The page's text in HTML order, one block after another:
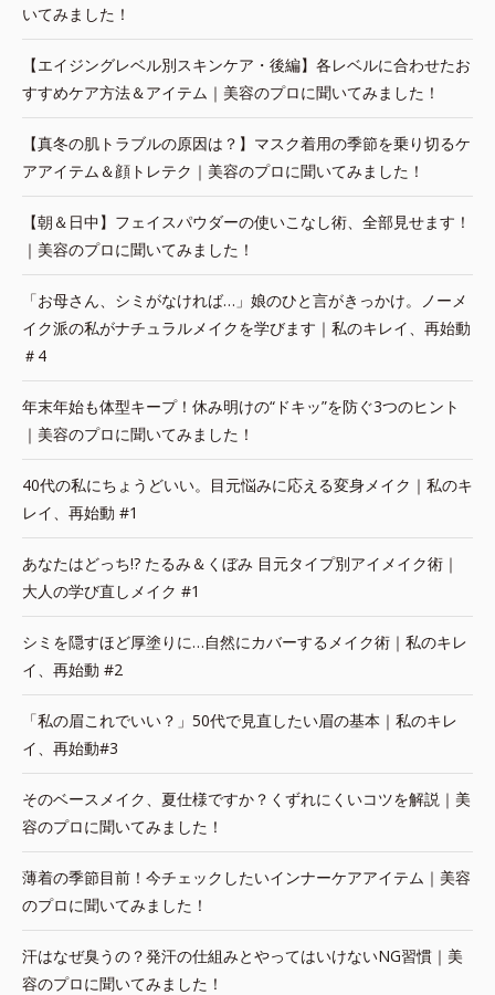
いてみました！
【エイジングレベル別スキンケア・後編】各レベルに合わせたお
すすめケア方法＆アイテム｜美容のプロに聞いてみました！
【真冬の肌トラブルの原因は？】マスク着用の季節を乗り切るケ
アアイテム＆顔トレテク｜美容のプロに聞いてみました！
【朝＆日中】フェイスパウダーの使いこなし術、全部見せます！
｜美容のプロに聞いてみました！
「お母さん、シミがなければ…」娘のひと言がきっかけ。ノーメ
イク派の私がナチュラルメイクを学びます｜私のキレイ、再始動
＃4
年末年始も体型キープ！休み明けの“ドキッ”を防ぐ3つのヒント
｜美容のプロに聞いてみました！
40代の私にちょうどいい。目元悩みに応える変身メイク｜私のキ
レイ、再始動 #1
あなたはどっち!? たるみ＆くぼみ 目元タイプ別アイメイク術｜
大人の学び直しメイク #1
シミを隠すほど厚塗りに…自然にカバーするメイク術｜私のキレ
イ、再始動 #2
「私の眉これでいい？」50代で見直したい眉の基本｜私のキレ
イ、再始動#3
そのベースメイク、夏仕様ですか？くずれにくいコツを解説｜美
容のプロに聞いてみました！
薄着の季節目前！今チェックしたいインナーケアアイテム｜美容
のプロに聞いてみました！
汗はなぜ臭うの？発汗の仕組みとやってはいけないNG習慣｜美
容のプロに聞いてみました！